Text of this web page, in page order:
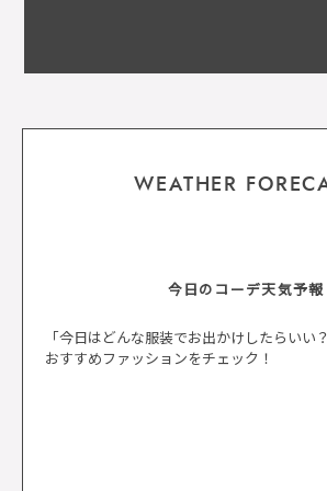
WEATHER
今日のコーデ天気予報
「今日はどんな服装でお出かけしたらいい
おすすめファッションをチェック！